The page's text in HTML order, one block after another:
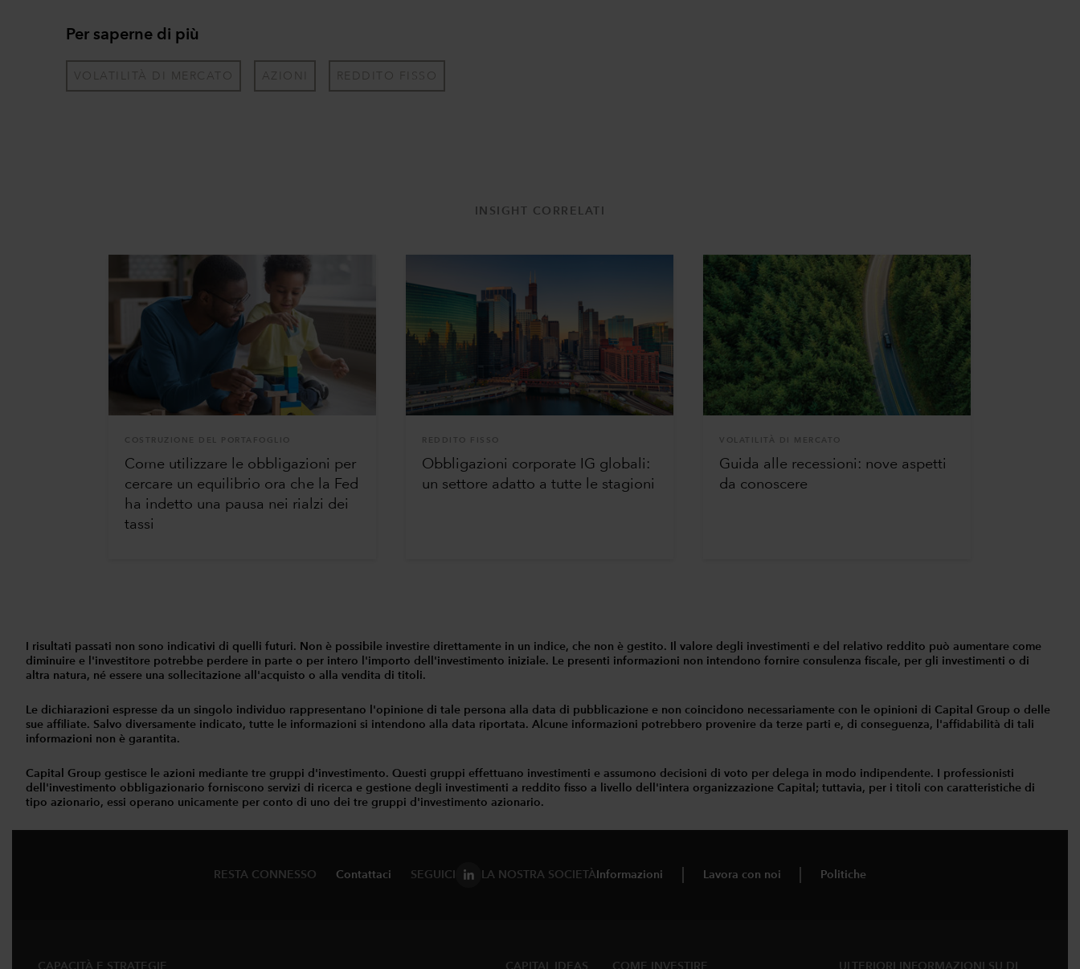
Per saperne di più
VOLATILITÀ DI MERCATO AZIONI REDDITO FISSO
INSIGHT CORRELATI
COSTRUZIONE DEL PORTAFOGLIO
Come utilizzare le obbligazioni per
cercare un equilibrio ora che la Fed
ha indetto una pausa nei rialzi dei
tassi
REDDITO FISSO
Obbligazioni corporate IG globali:
un settore adatto a tutte le stagioni
VOLATILITÀ DI MERCATO
Guida alle recessioni: nove aspetti
da conoscere
I risultati passati non sono indicativi di quelli futuri. Non è possibile investire direttamente in un indice, che non è gestito. Il valore degli investimenti e del relativo reddito può aumentare come
diminuire e l'investitore potrebbe perdere in parte o per intero l'importo dell'investimento iniziale. Le presenti informazioni non intendono fornire consulenza fiscale, per gli investimenti o di
altra natura, né essere una sollecitazione all'acquisto o alla vendita di titoli.
Le dichiarazioni espresse da un singolo individuo rappresentano l'opinione di tale persona alla data di pubblicazione e non coincidono necessariamente con le opinioni di Capital Group o delle
sue affiliate. Salvo diversamente indicato, tutte le informazioni si intendono alla data riportata. Alcune informazioni potrebbero provenire da terze parti e, di conseguenza, l'affidabilità di tali
informazioni non è garantita.
Capital Group gestisce le azioni mediante tre gruppi d'investimento. Questi gruppi effettuano investimenti e assumono decisioni di voto per delega in modo indipendente. I professionisti
dell'investimento obbligazionario forniscono servizi di ricerca e gestione degli investimenti a reddito fisso a livello dell'intera organizzazione Capital; tuttavia, per i titoli con caratteristiche di
tipo azionario, essi operano unicamente per conto di uno dei tre gruppi d'investimento azionario.
RESTA CONNESSO Contattaci SEGUICI LA NOSTRA SOCIETÀ Informazioni Lavora con noi Politiche
CAPACITÀ E STRATEGIE CAPITAL IDEAS COME INVESTIRE ULTERIORI INFORMAZIONI SU DI